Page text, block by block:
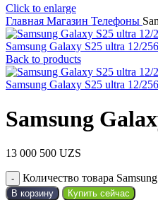
Click to enlarge
Главная Магазин Телефоны
Samsung Galaxy S25 ultra 12/
Back to products
Samsung Galaxy S25 ultra 12/
Samsung
13 000 500 UZS
Количество товара
В корзину Купить сейчас